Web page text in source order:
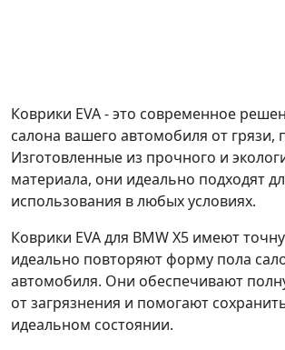
Коврики EVA - это современное
салона вашего автомобиля от грязи,
Изготовленные из прочного и
материала, они идеально подходят
использования в любых условиях.
Коврики EVA для BMW X5 имеют
идеально повторяют форму пола
автомобиля. Они обеспечивают
от загрязнения и помогают
идеальном состоянии.